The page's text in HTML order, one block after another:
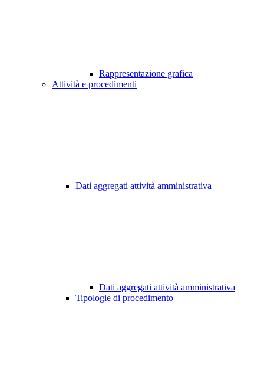
Rappresentazione grafica
Attività e procedimenti
Dati aggregati attività amministrativa
Dati aggregati attività amministrativa
Tipologie di procedimento